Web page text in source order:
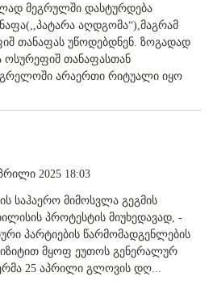
მეგრულში დასტურდება
აღდგომა“),მაგრამ
თანაფას უწოდებდნენ. ზოგადად
თანაფასთან
არაერთი რიტუალი იყო
2025 18:03
საჰაერო მიმოსვლა გეგმის
პროტესტის მიუხედავად, -
პარტიების წარმომადგენლების
მყოფ ეუთოს გენერალურ
25 აპრილი გლოვის დღ...